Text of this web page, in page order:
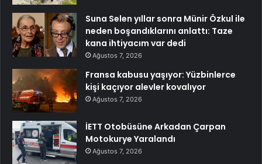
Suna Selen yıllar sonra Münir Özkul ile
neden boşandıklarını anlattı: Taze
kana ihtiyacım var dedi
Ağustos 7, 2026
Fransa kabusu yaşıyor: Yüzbinlerce
kişi kaçıyor alevler kovalıyor
Ağustos 7, 2026
İETT Otobüsüne Arkadan Çarpan
Motokurye Yaralandı
Ağustos 7, 2026